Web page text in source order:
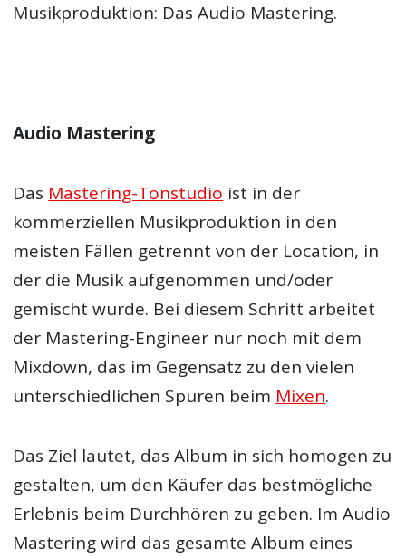
Musikproduktion: Das Audio Mastering.
Audio Mastering
Das Mastering-Tonstudio ist in der
kommerziellen Musikproduktion in den
meisten Fällen getrennt von der Location, in
der die Musik aufgenommen und/oder
gemischt wurde. Bei diesem Schritt arbeitet
der Mastering-Engineer nur noch mit dem
Mixdown, das im Gegensatz zu den vielen
unterschiedlichen Spuren beim Mixen.
Das Ziel lautet, das Album in sich homogen zu
gestalten, um den Käufer das bestmögliche
Erlebnis beim Durchhören zu geben. Im Audio
Mastering wird das gesamte Album eines